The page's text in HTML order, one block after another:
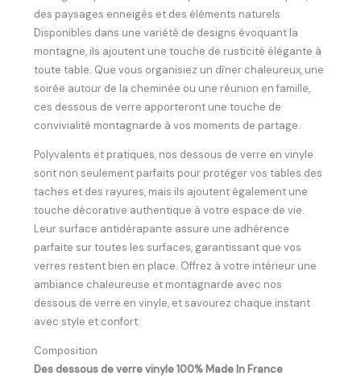
des paysages enneigés et des éléments naturels.
Disponibles dans une variété de designs évoquant la
montagne, ils ajoutent une touche de rusticité élégante à
toute table. Que vous organisiez un dîner chaleureux, une
soirée autour de la cheminée ou une réunion en famille,
ces dessous de verre apporteront une touche de
convivialité montagnarde à vos moments de partage.
Polyvalents et pratiques, nos dessous de verre en vinyle
sont non seulement parfaits pour protéger vos tables des
taches et des rayures, mais ils ajoutent également une
touche décorative authentique à votre espace de vie.
Leur surface antidérapante assure une adhérence
parfaite sur toutes les surfaces, garantissant que vos
verres restent bien en place. Offrez à votre intérieur une
ambiance chaleureuse et montagnarde avec nos
dessous de verre en vinyle, et savourez chaque instant
avec style et confort.
Composition
Des dessous de verre vinyle 100% Made In France